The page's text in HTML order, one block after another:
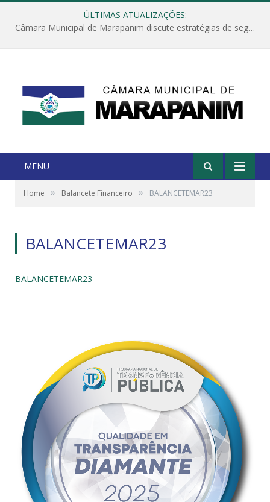
ÚLTIMAS ATUALIZAÇÕES:
Câmara Municipal de Marapanim discute estratégias de segurança com autoridades e poder executivo
MENU
Home » Balancete Financeiro » BALANCETEMAR23
BALANCETEMAR23
BALANCETEMAR23